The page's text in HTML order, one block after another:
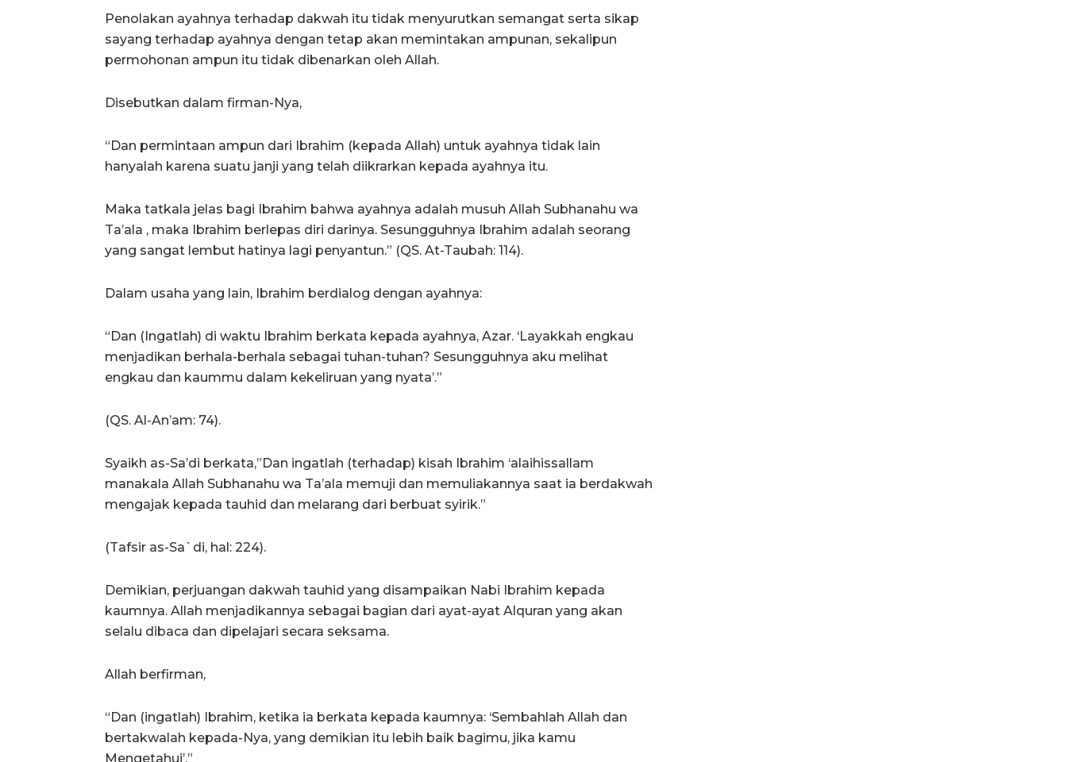
Penolakan ayahnya terhadap dakwah itu tidak menyurutkan semangat serta sikap
sayang terhadap ayahnya dengan tetap akan memintakan ampunan, sekalipun
permohonan ampun itu tidak dibenarkan oleh Allah.
Disebutkan dalam firman-Nya,
“Dan permintaan ampun dari Ibrahim (kepada Allah) untuk ayahnya tidak lain
hanyalah karena suatu janji yang telah diikrarkan kepada ayahnya itu.
Maka tatkala jelas bagi Ibrahim bahwa ayahnya adalah musuh Allah Subhanahu wa
Ta’ala , maka Ibrahim berlepas diri darinya. Sesungguhnya Ibrahim adalah seorang
yang sangat lembut hatinya lagi penyantun.” (QS. At-Taubah: 114).
Dalam usaha yang lain, Ibrahim berdialog dengan ayahnya:
“Dan (Ingatlah) di waktu Ibrahim berkata kepada ayahnya, Azar. ‘Layakkah engkau
menjadikan berhala-berhala sebagai tuhan-tuhan? Sesungguhnya aku melihat
engkau dan kaummu dalam kekeliruan yang nyata’.”
(QS. Al-An’am: 74).
Syaikh as-Sa’di berkata,”Dan ingatlah (terhadap) kisah Ibrahim ‘alaihissallam
manakala Allah Subhanahu wa Ta’ala memuji dan memuliakannya saat ia berdakwah
mengajak kepada tauhid dan melarang dari berbuat syirik.”
(Tafsir as-Sa`di, hal: 224).
Demikian, perjuangan dakwah tauhid yang disampaikan Nabi Ibrahim kepada
kaumnya. Allah menjadikannya sebagai bagian dari ayat-ayat Alquran yang akan
selalu dibaca dan dipelajari secara seksama.
Allah berfirman,
“Dan (ingatlah) Ibrahim, ketika ia berkata kepada kaumnya: ‘Sembahlah Allah dan
bertakwalah kepada-Nya, yang demikian itu lebih baik bagimu, jika kamu
Mengetahui’.”